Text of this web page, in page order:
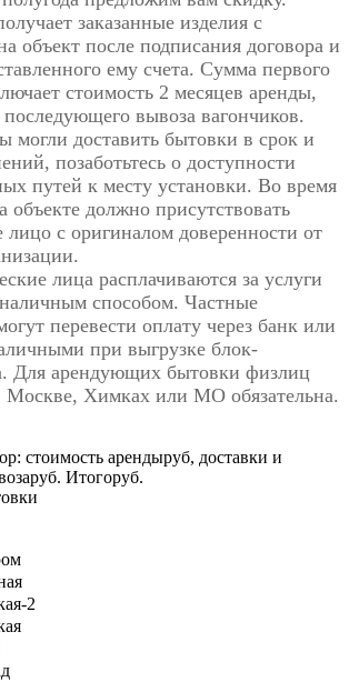
заказанные изделия с
объект после подписания договора и
ему счета. Сумма первого
стоимость 2 месяцев аренды,
последующего вывоза вагончиков.
могли доставить бытовки в срок и
позаботьтесь о доступности
путей к месту установки. Во время
объекте должно присутствовать
лицо с оригиналом доверенности от
лица расплачиваются за услуги
способом. Частные
перевести оплату через банк или
при выгрузке блок-
Для арендующих бытовки физлиц
Москве, Химках или МО обязательна.
стоимость арендыруб, доставки и
руб. Итогоруб.
2